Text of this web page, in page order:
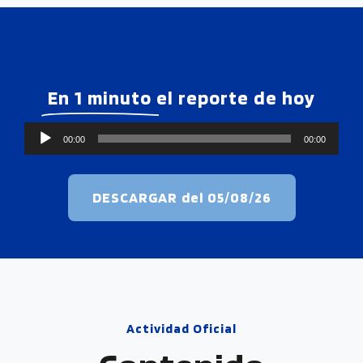
En 1 minuto el reporte de hoy
R
e
p
r
o
o
r
00:00 00:00
DESCARGAR del 05/08/26
Actividad Oficial